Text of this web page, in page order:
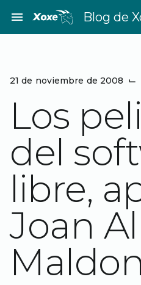
contenido
menu Blog de
21 de noviembre de 2008 ⌙
Los
del
libre,
Joan